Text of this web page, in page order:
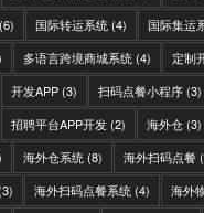
国际转运系统(4) 国际集运
多语言跨境商城系统(4) 定制
开发APP(3) 扫码点餐小程序(3)
招聘平台APP开发(2) 海外仓(3)
海外仓系统(8) 海外扫码点餐
海外扫码点餐系统(4) 海外